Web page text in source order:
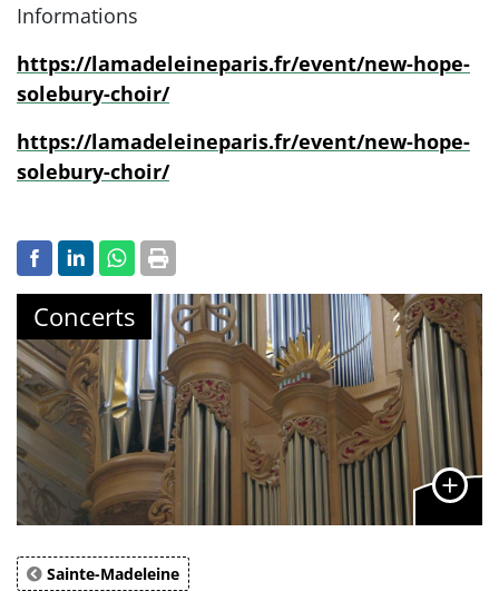
Informations
https://lamadeleineparis.fr/event/new-hope-
solebury-choir/
https://lamadeleineparis.fr/event/new-hope-
solebury-choir/
Concerts
Sainte-Madeleine